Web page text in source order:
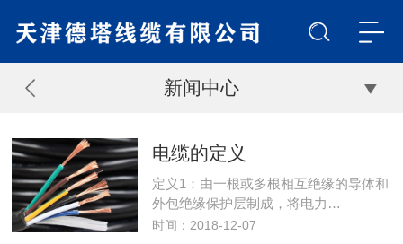
新闻中心
电缆的定义
定义1：由一根或多根相互绝缘的导体和
外包绝缘保护层制成，将电力…
时间：2018-12-07